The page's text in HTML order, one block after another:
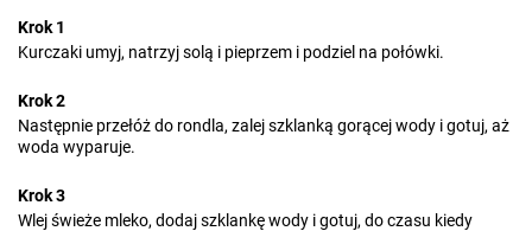
Krok 1
Kurczaki umyj, natrzyj solą i pieprzem i podziel na połówki.
Krok 2
Następnie przełóż do rondla, zalej szklanką gorącej wody i gotuj, aż
woda wyparuje.
Krok 3
Wlej świeże mleko, dodaj szklankę wody i gotuj, do czasu kiedy